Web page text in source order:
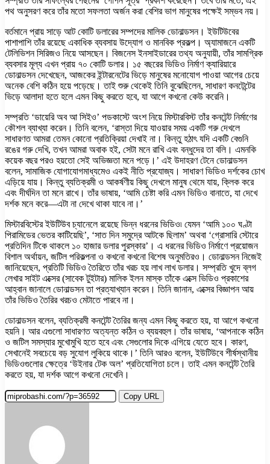
পথ অনুসরণ করে তাঁর মতো সফলতা অর্জন করা বেশির ভাগ মানুষের পক্ষেই সম্ভব নয়।
বর্তমানে প্রায় সাড়ে আট কোটি ডলারের সম্পদের মালিক ডোনাল্ডসন। ইউটিউবের
পাশাপাশি তাঁর রয়েছে একাধিক ব্যবসায় উদ্যোগ ও মানবিক প্রকল্প। অ্যামাজনে একটি
টেলিভিশন সিরিজও নিয়ে আসছেন। বিজনেস ইনসাইডারের তথ্য অনুযায়ী, তাঁর সামগ্রিক
ব্যবসার মূল্য এখন প্রায় ৭০ কোটি ডলার। ১৫ বছরের ভিডিও নির্মাণ ক্যারিয়ারে
ডোনাল্ডসন দেখেছেন, আজকের ইন্টারনেটের ভিড়ে মানুষের মনোযোগ পাওয়া আগের চেয়ে
অনেক বেশি কঠিন হয়ে পড়েছে। তাই শুরু থেকেই তিনি বুঝেছিলেন, সাধারণ কনটেন্টের
ভিড়ে আলাদা হতে হলে এমন কিছু করতে হবে, যা আগে কখনো কেউ করেনি।
সম্প্রতি ‘ডায়েরি অব আ সিইও’ পডকাস্টে অংশ নিয়ে মিস্টারবিস্ট তাঁর কনটেন্ট নির্মাণের
কৌশল ব্যাখ্যা করেন। তিনি বলেন, ‘রাস্তা দিয়ে যাওয়ার সময় একটি গরু দেখলে
সাধারণত আমরা তেমন কোনো প্রতিক্রিয়া দেখাই না। কিন্তু হঠাৎ যদি একটি বেগুনি
রঙের গরু দেখি, তখন আমরা অবাক হই, সেটা মনে রাখি এবং বন্ধুদের তা বলি। এমনকি
কয়েক বছর পরও হয়তো সেই অভিজ্ঞতা মনে পড়ে।’ এই উদাহরণ টেনে ডোনাল্ডসন
বলেন, সামাজিক যোগাযোগমাধ্যমেও একই নীতি প্রযোজ্য। সাধারণ ভিডিও দর্শকের চোখ
এড়িয়ে যায়। কিন্তু ব্যতিক্রমী ও আকর্ষণীয় কিছু দেখলে মানুষ থেমে যায়, ক্লিক করে
এবং দীর্ঘদিন তা মনে রাখে। তাঁর ভাষায়, ‘আমি চেষ্টা করি এমন ভিডিও বানাতে, যা দেখে
দর্শক মনে করে—এটা না দেখে থাকা যাবে না।’
মিস্টারবিস্টের ইউটিউব চ্যানেলে রয়েছে ভিন্ন ধরনের ভিডিও৷ যেমন ‘আমি ১০০ ঘণ্টা
পিরামিডের ভেতর কাটিয়েছি’, ‘সাত দিন সমুদ্রে আটকে ছিলাম’ অথবা ‘গ্রোসারি স্টোরে
প্রতিদিন টিকে থাকলে ১০ হাজার ডলার পুরস্কার’। এ ধরনের ভিডিও নির্মাণে প্রয়োজন
বিশাল অর্থায়ন, জটিল পরিকল্পনা ও কখনো কখনো বিশেষ অনুমতিরও। ডোনাল্ডসন নিজেই
জানিয়েছেন, প্রতিটি ভিডিও তৈরিতে তাঁর খরচ হয় লাখ লাখ ডলার। সম্প্রতি খুদে ব্লগ
লেখার সাইট এক্সের (সাবেক টুইটার) মালিক ইলন মাস্ক তাঁকে এক্সে ভিডিও প্রকাশের
আহ্বান জানালে ডোনাল্ডসন তা প্রত্যাখ্যান করেন। তিনি জানান, এক্সের বিজ্ঞাপন আয়
তাঁর ভিডিও তৈরির খরচও মেটাতে পারবে না।
ডোনাল্ডসন বলেন, ব্যতিক্রমী কনটেন্ট তৈরির জন্য এমন কিছু করতে হয়, যা আগে কখনো
হয়নি। আর এগুলো সাধারণত অত্যন্ত কঠিন ও ব্যয়বহুল। তাঁর ভাষায়, ‘আপনাকে কঠিন
ও জটিল সমস্যার মুখোমুখি হতে হবে এবং সেগুলোর দিকে এগিয়ে যেতে হবে। কারণ,
সেখানেই সবচেয়ে বড় সুযোগ লুকিয়ে থাকে।’ তিনি আরও বলেন, ইউটিউবে শীর্ষস্থানীয়
ভিডিওগুলোর ক্ষেত্রে ‘উইনার টেক অল’ প্রতিযোগিতা চলে। তাই এমন কনটেন্ট তৈরি
করতে হয়, যা দর্শক আগে কখনো দেখেনি।
Copy URL